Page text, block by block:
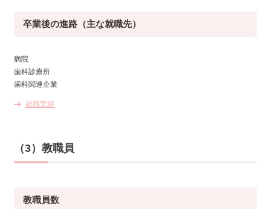
卒業後の進路（主な就職先）
病院
歯科診療所
歯科関連企業
就職実績
（3）教職員
教職員数